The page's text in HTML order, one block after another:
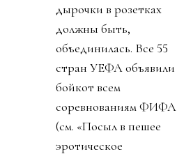
дырочки в розетках
должны быть,
объединилась. Все 55
стран УЕФА объявили
бойкот всем
соревнованиям ФИФА
(см. «Посыл в пешее
эротическое